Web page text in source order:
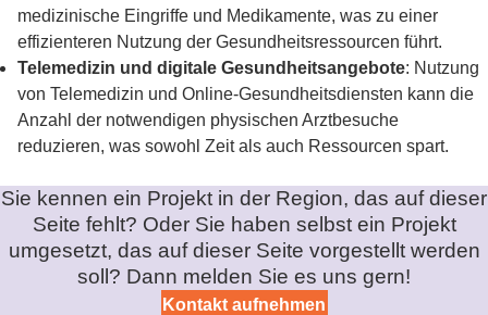
medizinische Eingriffe und Medikamente, was zu einer
effizienteren Nutzung der Gesundheitsressourcen führt.
Telemedizin und digitale Gesundheitsangebote: Nutzung
von Telemedizin und Online-Gesundheitsdiensten kann die
Anzahl der notwendigen physischen Arztbesuche
reduzieren, was sowohl Zeit als auch Ressourcen spart.
Sie kennen ein Projekt in der Region, das auf dieser
Seite fehlt? Oder Sie haben selbst ein Projekt
umgesetzt, das auf dieser Seite vorgestellt werden
soll? Dann melden Sie es uns gern!
Kontakt aufnehmen